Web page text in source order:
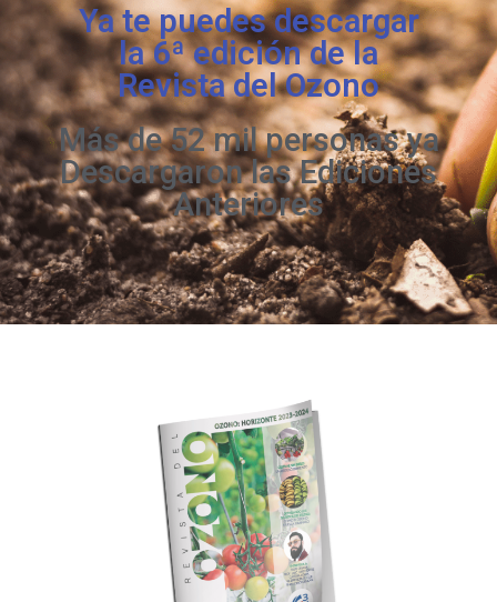
Ya te puedes descargar
la 6ª edición de la
Revista del Ozono
Más de 52 mil personas ya
Descargaron las Ediciones
Anteriores